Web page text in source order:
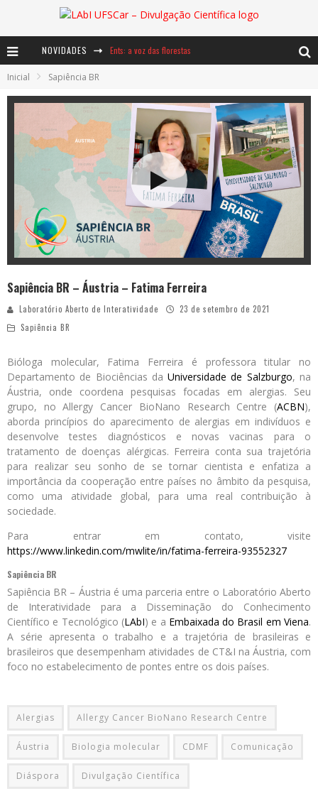
NOVIDADES Ents: a voz das florestas
Baú de Histórias - A jamais imaginada aventura com os moinhos de vento
Inicial Sapiência BR
Sapiência BR – Áustria – Fatima Ferreira
Laboratório Aberto de Interatividade
23 de setembro de 2021
Sapiência BR
Bióloga molecular, Fatima Ferreira é professora titular no
Departamento de Biociências daUniversidade de Salzburgo, na
Áustria, onde coordena pesquisas focadas em alergias. Seu
grupo, no Allergy Cancer BioNano Research Centre (ACBN),
aborda princípios do aparecimento de alergias em indivíduos e
desenvolve testes diagnósticos e novas vacinas para o
tratamento de doenças alérgicas. Ferreira conta sua trajetória
para realizar seu sonho de se tornar cientista e enfatiza a
importância da cooperação entre países no âmbito da pesquisa,
como uma atividade global, para uma real contribuição à
sociedade.
Para entrar em contato, visite
https://www.linkedin.com/mwlite/in/fatima-ferreira-93552327
Sapiência BR
Sapiência BR – Áustria é uma parceria entre o Laboratório Aberto
de Interatividade para a Disseminação do Conhecimento
Científico e Tecnológico (LAbI) e a Embaixada do Brasil em Viena.
A série apresenta o trabalho e a trajetória de brasileiras e
brasileiros que desempenham atividades de CT&I na Áustria, com
foco no estabelecimento de pontes entre os dois países.
Alergias Allergy Cancer BioNano Research Centre
Áustria Biologia molecular CDMF Comunicação
Diáspora Divulgação Científica